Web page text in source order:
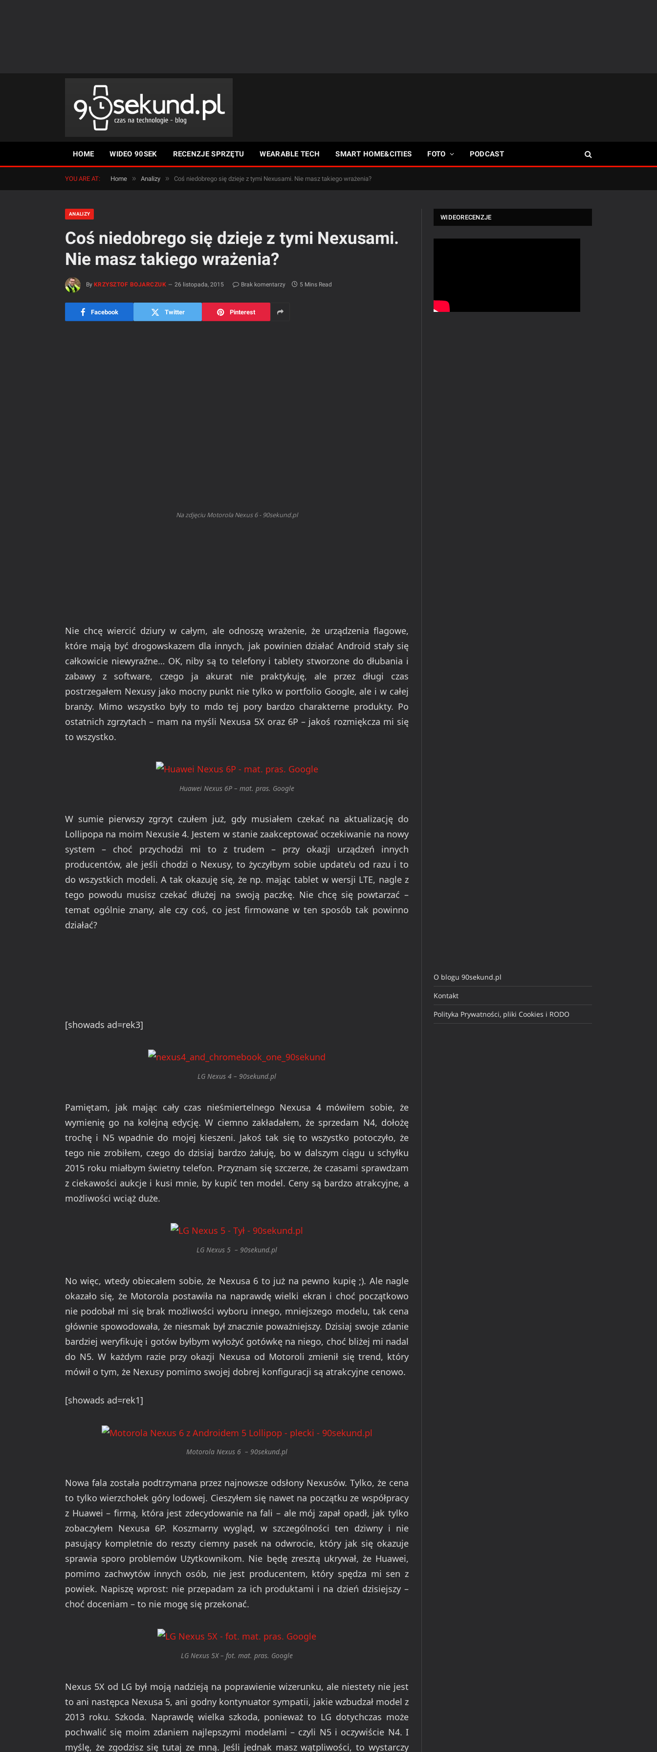
HOME WIDEO 90SEK RECENZJE SPRZĘTU WEARABLE TECH SMART HOME&CITIES FOTO PODCAST
YOU ARE AT: Home » Analizy » Coś niedobrego się dzieje z tymi Nexusami. Nie masz takiego wrażenia?
ANALIZY
Coś niedobrego się dzieje z tymi Nexusami.
Nie masz takiego wrażenia?
By KRZYSZTOF BOJARCZUK 26 listopada, 2015 Brak komentarzy 5 Mins Read
Facebook Twitter Pinterest
Na zdjęciu Motorola Nexus 6 - 90sekund.pl
Nie chcę wiercić dziury w całym, ale odnoszę wrażenie, że urządzenia flagowe,
które mają być drogowskazem dla innych, jak powinien działać Android stały się
całkowicie niewyraźne… OK, niby są to telefony i tablety stworzone do dłubania i
zabawy z software, czego ja akurat nie praktykuję, ale przez długi czas
postrzegałem Nexusy jako mocny punkt nie tylko w portfolio Google, ale i w całej
branży. Mimo wszystko były to mdo tej pory bardzo charakterne produkty. Po
ostatnich zgrzytach – mam na myśli Nexusa 5X oraz 6P – jakoś rozmiękcza mi się
to wszystko.
Huawei Nexus 6P – mat. pras. Google
W sumie pierwszy zgrzyt czułem już, gdy musiałem czekać na aktualizację do
Lollipopa na moim Nexusie 4. Jestem w stanie zaakceptować oczekiwanie na nowy
system – choć przychodzi mi to z trudem – przy okazji urządzeń innych
producentów, ale jeśli chodzi o Nexusy, to życzyłbym sobie update’u od razu i to
do wszystkich modeli. A tak okazuję się, że np. mając tablet w wersji LTE, nagle z
tego powodu musisz czekać dłużej na swoją paczkę. Nie chcę się powtarzać –
temat ogólnie znany, ale czy coś, co jest firmowane w ten sposób tak powinno
działać?
[showads ad=rek3]
LG Nexus 4 – 90sekund.pl
Pamiętam, jak mając cały czas nieśmiertelnego Nexusa 4 mówiłem sobie, że
wymienię go na kolejną edycję. W ciemno zakładałem, że sprzedam N4, dołożę
trochę i N5 wpadnie do mojej kieszeni. Jakoś tak się to wszystko potoczyło, że
tego nie zrobiłem, czego do dzisiaj bardzo żałuję, bo w dalszym ciągu u schyłku
2015 roku miałbym świetny telefon. Przyznam się szczerze, że czasami sprawdzam
z ciekawości aukcje i kusi mnie, by kupić ten model. Ceny są bardzo atrakcyjne, a
możliwości wciąż duże.
LG Nexus 5 – 90sekund.pl
No więc, wtedy obiecałem sobie, że Nexusa 6 to już na pewno kupię ;). Ale nagle
okazało się, że Motorola postawiła na naprawdę wielki ekran i choć początkowo
nie podobał mi się brak możliwości wyboru innego, mniejszego modelu, tak cena
głównie spowodowała, że niesmak był znacznie poważniejszy. Dzisiaj swoje zdanie
bardziej weryfikuję i gotów byłbym wyłożyć gotówkę na niego, choć bliżej mi nadal
do N5. W każdym razie przy okazji Nexusa od Motoroli zmienił się trend, który
mówił o tym, że Nexusy pomimo swojej dobrej konfiguracji są atrakcyjne cenowo.
[showads ad=rek1]
Motorola Nexus 6 – 90sekund.pl
Nowa fala została podtrzymana przez najnowsze odsłony Nexusów. Tylko, że cena
to tylko wierzchołek góry lodowej. Cieszyłem się nawet na początku ze współpracy
z Huawei – firmą, która jest zdecydowanie na fali – ale mój zapał opadł, jak tylko
zobaczyłem Nexusa 6P. Koszmarny wygląd, w szczególności ten dziwny i nie
pasujący kompletnie do reszty ciemny pasek na odwrocie, który jak się okazuje
sprawia sporo problemów Użytkownikom. Nie będę zresztą ukrywał, że Huawei,
pomimo zachwytów innych osób, nie jest producentem, który spędza mi sen z
powiek. Napiszę wprost: nie przepadam za ich produktami i na dzień dzisiejszy –
choć doceniam – to nie mogę się przekonać.
LG Nexus 5X – fot. mat. pras. Google
Nexus 5X od LG był moją nadzieją na poprawienie wizerunku, ale niestety nie jest
to ani następca Nexusa 5, ani godny kontynuator sympatii, jakie wzbudzał model z
2013 roku. Szkoda. Naprawdę wielka szkoda, ponieważ to LG dotychczas może
pochwalić się moim zdaniem najlepszymi modelami – czyli N5 i oczywiście N4. I
myślę, że zgodzisz się tutaj ze mną. Jeśli jednak masz wątpliwości, to wystarczy
WIDEORECENZJE
O blogu 90sekund.pl
Kontakt
Polityka Prywatności, pliki Cookies i RODO